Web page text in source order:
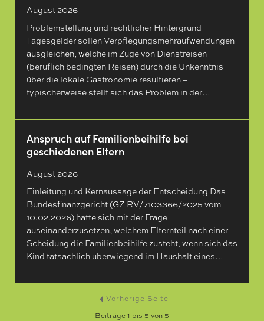
August 2026
Problemstellung und rechtlicher Hintergrund
Tagesgelder sollen Verpflegungsmehraufwendungen
ausgleichen, welche im Zuge von Dienstreisen
(beruflich bedingten Reisen) durch die Unkenntnis
über die lokale Gastronomie resultieren –
typischerweise stellt sich das Problem in der…
Anspruch auf Familienbeihilfe bei
geschiedenen Eltern
August 2026
Einleitung und Kernaussage der Entscheidung Das
Bundesfinanzgericht (GZ RV/7103366/2025 vom
10.02.2026) hatte sich mit der Frage
auseinanderzusetzen, welchem Elternteil nach einer
Scheidung die Familienbeihilfe zusteht, wenn sich das
Kind tatsächlich überwiegend im Haushalt eines…
Vorherige Seite
Beiträge1 bis 5 von 5